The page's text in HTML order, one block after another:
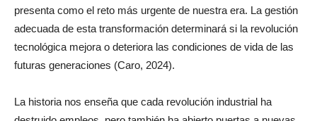
presenta como el reto más urgente de nuestra era. La gestión
adecuada de esta transformación determinará si la revolución
tecnológica mejora o deteriora las condiciones de vida de las
futuras generaciones (Caro, 2024).
La historia nos enseña que cada revolución industrial ha